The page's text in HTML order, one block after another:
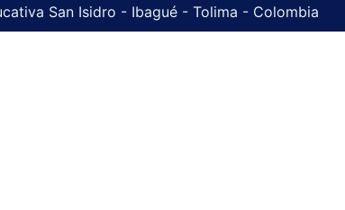
San Isidro - Ibagué - Tolima - Colombia